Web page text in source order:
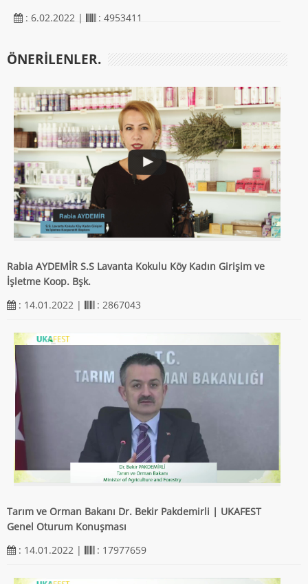
: 6.02.2022 | : 4953411
ÖNERILENLER.
Rabia AYDEMİR S.S Lavanta Kokulu Köy Kadın Girişim ve
İşletme Koop. Bşk.
: 14.01.2022 |
: 2867043
Tarım ve Orman Bakanı Dr. Bekir Pakdemirli | UKAFEST
Genel Oturum Konuşması
: 14.01.2022 |
: 17977659